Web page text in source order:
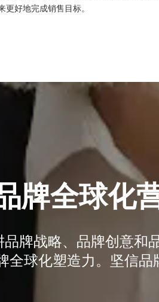
好地完成销售目标。
牌全球化
牌战略、品牌创意和
球化塑造力。坚信品